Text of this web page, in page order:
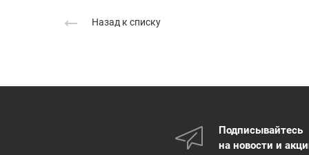
Назад к списку
Подписывайтесь
на новости и